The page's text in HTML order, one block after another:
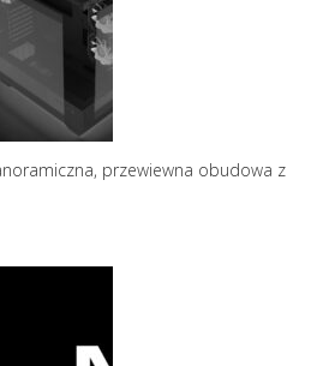
przewiewna obudowa z